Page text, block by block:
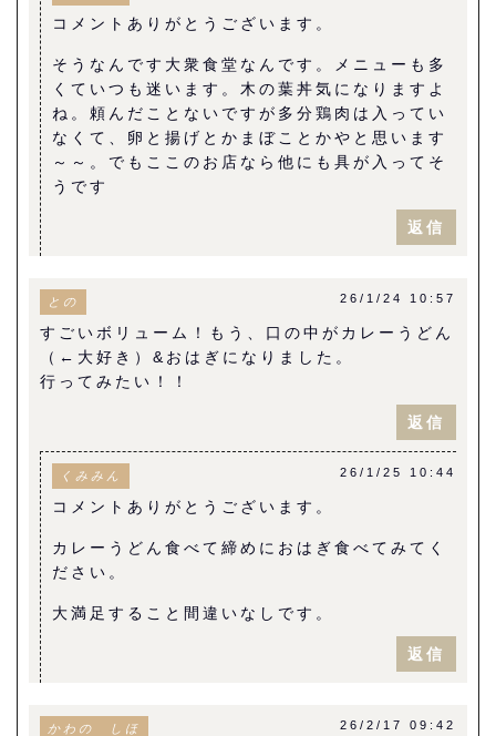
コメントありがとうございます。
そうなんです大衆食堂なんです。メニューも多
くていつも迷います。木の葉丼気になりますよ
ね。頼んだことないですが多分鶏肉は入ってい
なくて、卵と揚げとかまぼことかやと思います
～～。でもここのお店なら他にも具が入ってそ
うです
返信
との 26/1/24 10:57
すごいボリューム！もう、口の中がカレーうどん
（←大好き）&おはぎになりました。
行ってみたい！！
返信
くみみん 26/1/25 10:44
コメントありがとうございます。
カレーうどん食べて締めにおはぎ食べてみてく
ださい。
大満足すること間違いなしです。
返信
かわの しほ 26/2/17 09:42